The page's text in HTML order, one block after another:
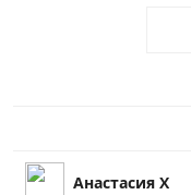
Анастасия Х